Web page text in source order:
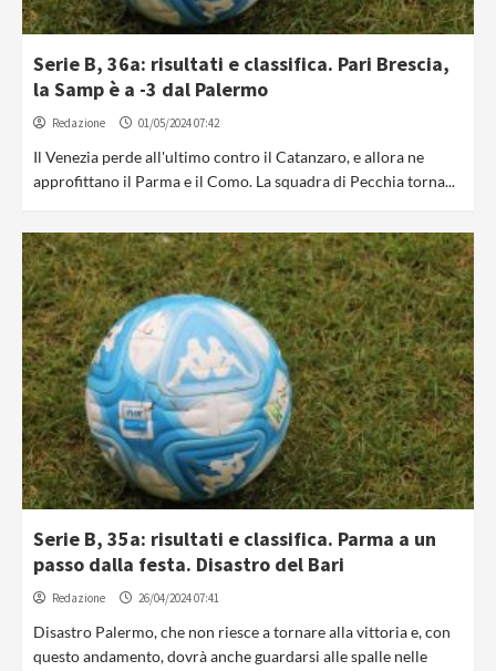
Serie B, 36a: risultati e classifica. Pari Brescia,
la Samp è a -3 dal Palermo
Redazione 01/05/2024 07:42
Il Venezia perde all'ultimo contro il Catanzaro, e allora ne
approfittano il Parma e il Como. La squadra di Pecchia torna...
Serie B, 35a: risultati e classifica. Parma a un
passo dalla festa. Disastro del Bari
Redazione 26/04/2024 07:41
Disastro Palermo, che non riesce a tornare alla vittoria e, con
questo andamento, dovrà anche guardarsi alle spalle nelle